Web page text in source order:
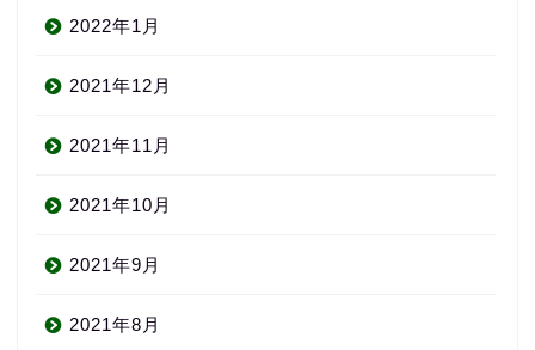
2022年1月
2021年12月
2021年11月
2021年10月
2021年9月
2021年8月